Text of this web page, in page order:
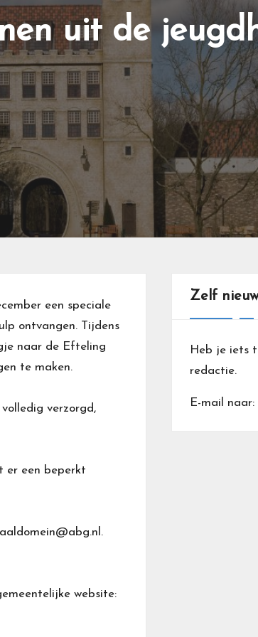
uit de
een speciale
ontvangen. Tijdens
naar de Efteling
te maken.
verzorgd,
er een beperkt
.
website:
Zelf
Heb je iets
redactie.
E-mail